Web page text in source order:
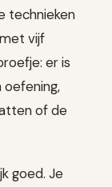
technieken
vijf
er is
oefening,
of de
goed. Je